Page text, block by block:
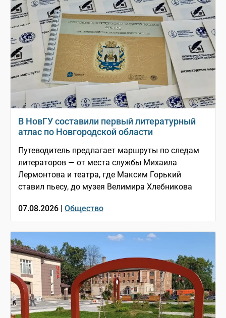
В НовГУ составили первый литературный
атлас по Новгородской области
Путеводитель предлагает маршруты по следам
литераторов — от места службы Михаила
Лермонтова и театра, где Максим Горький
ставил пьесу, до музея Велимира Хлебникова
07.08.2026 | Общество